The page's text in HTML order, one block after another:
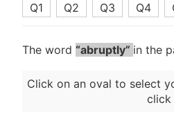
Q1 Q2 Q3 Q4
The word “abruptly” in the
Click on an oval to select
click